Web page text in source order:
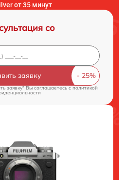
от 35 минут
со
заявку
заявку" Вы соглашаетесь c политикой